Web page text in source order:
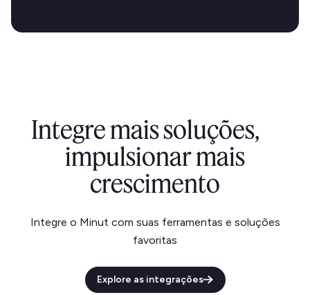
Integre mais soluções,
impulsionar mais
crescimento
Integre o Minut com suas ferramentas e soluções
favoritas
Explore as integrações